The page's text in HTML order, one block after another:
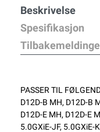
Beskrivelse
Spesifikasjon
PASSER TIL
D12D-B MH, D12D-B
D12D-E MH, D12D-E
5.0GXiE-JF, 5.0GXiE-